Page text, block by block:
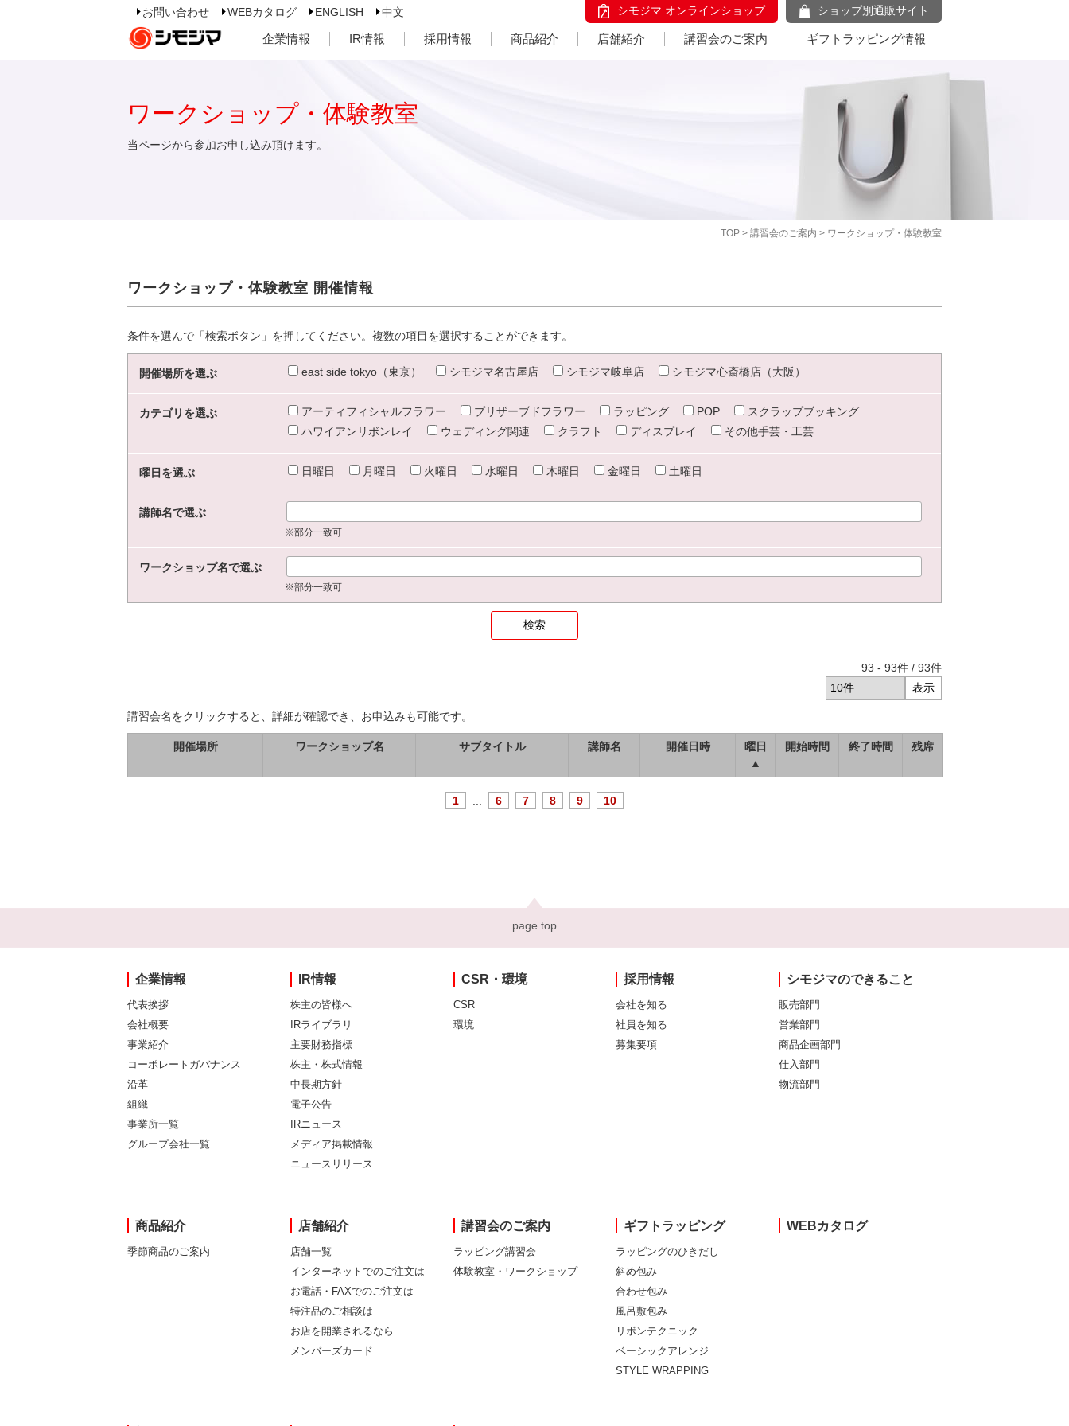
お問い合わせ WEBカタログ ENGLISH 中文 シモジマ オンラインショップ ショップ別通販サイト
企業情報 IR情報 採用情報 商品紹介 店舗紹介 講習会のご案内 ギフトラッピング情報
TOP > 講習会のご案内 > ワークショップ・体験教室
ワークショップ・体験教室
当ページから参加お申し込み頂けます。
ワークショップ・体験教室 開催情報
条件を選んで「検索ボタン」を押してください。複数の項目を選択することができます。
開催場所を選ぶ east side tokyo（東京） シモジマ名古屋店 シモジマ岐阜店 シモジマ心斎橋店（大阪）
カテゴリを選ぶ アーティフィシャルフラワー プリザーブドフラワー ラッピング POP
スクラップブッキング
ハワイアンリボンレイ
ウェディング関連 クラフト ディスプレイ その他手芸・工芸
曜日を選ぶ 日曜日 月曜日 火曜日 水曜日 木曜日 金曜日 土曜日
講師名で選ぶ
※部分一致可
ワークショップ名で選ぶ
※部分一致可
93 - 93件 / 93件
講習会名をクリックすると、詳細が確認でき、お申込みも可能です。
開催場所 ワークショップ名 サブタイトル 講師名 開催日時
曜日
▲
開始時間 終了時間 残席
1 6 7 8 9 10
page top
企業情報
代表挨拶
会社概要
事業紹介
コーポレートガバナンス
沿革
組織
事業所一覧
グループ会社一覧
IR情報
株主の皆様へ
IRライブラリ
主要財務指標
株主・株式情報
中長期方針
電子公告
IRニュース
メディア掲載情報
ニュースリリース
CSR・環境
CSR
環境
採用情報
会社を知る
社員を知る
募集要項
シモジマのできること
販売部門
営業部門
商品企画部門
仕入部門
物流部門
商品紹介
季節商品のご案内
店舗紹介
店舗一覧
インターネットでのご注文は
お電話・FAXでのご注文は
特注品のご相談は
お店を開業されるなら
メンバーズカード
講習会のご案内
ラッピング講習会
体験教室・ワークショップ
ギフトラッピング
ラッピングのひきだし
斜め包み
合わせ包み
風呂敷包み
リボンテクニック
ベーシックアレンジ
STYLE WRAPPING
WEBカタログ